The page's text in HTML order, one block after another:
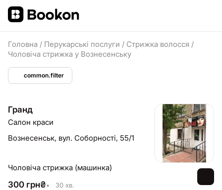
Головна / Перукарські послуги / Стрижка волосся /
Чоловіча стрижка у Вознесенську
common.filter
Гранд
Салон краси
Вознесенськ, вул. Соборності, 55/1
Чоловіча стрижка (машинка)
300 грн₴• 30 хв.